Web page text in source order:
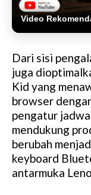
Video
Dari sisi
juga
Kid yang
browser
pengatur
mendukung
berubah
keyboard
antarmuka